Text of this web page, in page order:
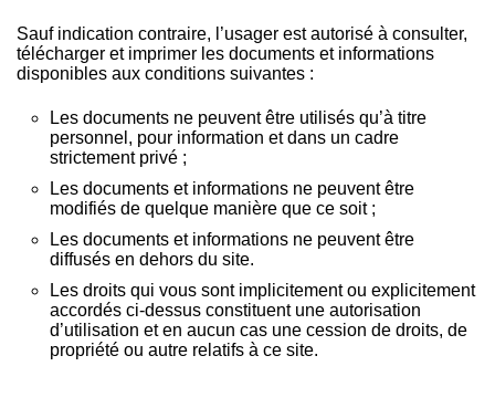
Sauf indication contraire, l’usager est autorisé à consulter,
télécharger et imprimer les documents et informations
disponibles aux conditions suivantes :
Les documents ne peuvent être utilisés qu’à titre
personnel, pour information et dans un cadre
strictement privé ;
Les documents et informations ne peuvent être
modifiés de quelque manière que ce soit ;
Les documents et informations ne peuvent être
diffusés en dehors du site.
Les droits qui vous sont implicitement ou explicitement
accordés ci-dessus constituent une autorisation
d’utilisation et en aucun cas une cession de droits, de
propriété ou autre relatifs à ce site.